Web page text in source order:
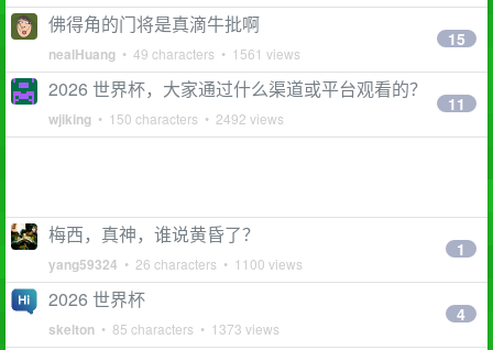
佛得角的门将是真滴牛批啊
nealHuang • 49 characters • 1561 views
15
2026 世界杯，大家通过什么渠道或平台观看的？
wjiking • 150 characters • 2492 views
11
梅西，真神，谁说黄昏了？
yang59324 • 26 characters • 1100 views
1
2026 世界杯
skelton • 85 characters • 1373 views
4